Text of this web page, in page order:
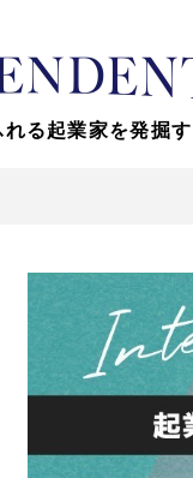
る起業家を発掘す